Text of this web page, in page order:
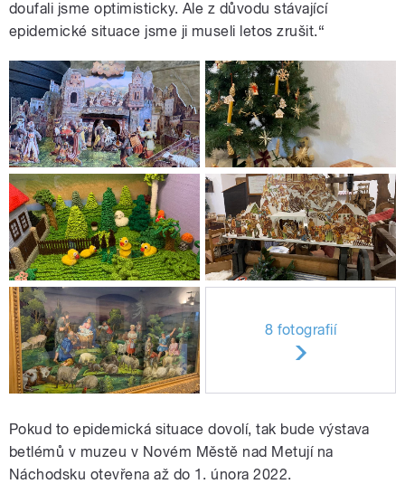
doufali jsme optimisticky. Ale z důvodu stávající
epidemické situace jsme ji museli letos zrušit.“
8 fotografií
Pokud to epidemická situace dovolí, tak bude výstava
betlémů v muzeu v Novém Městě nad Metují na
Náchodsku otevřena až do 1. února 2022.